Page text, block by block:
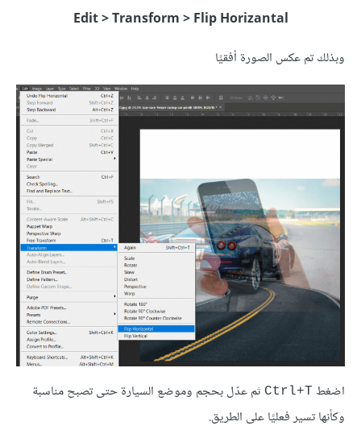
Edit > Transform > Flip Horizantal
وبذلك تم عكس الصورة أفقيًا
اضغط Ctrl+T ثم عدّل بحجم وموضع السيارة حتى تصبح مناسبة
وكأنها تسير فعليًا على الطريق.